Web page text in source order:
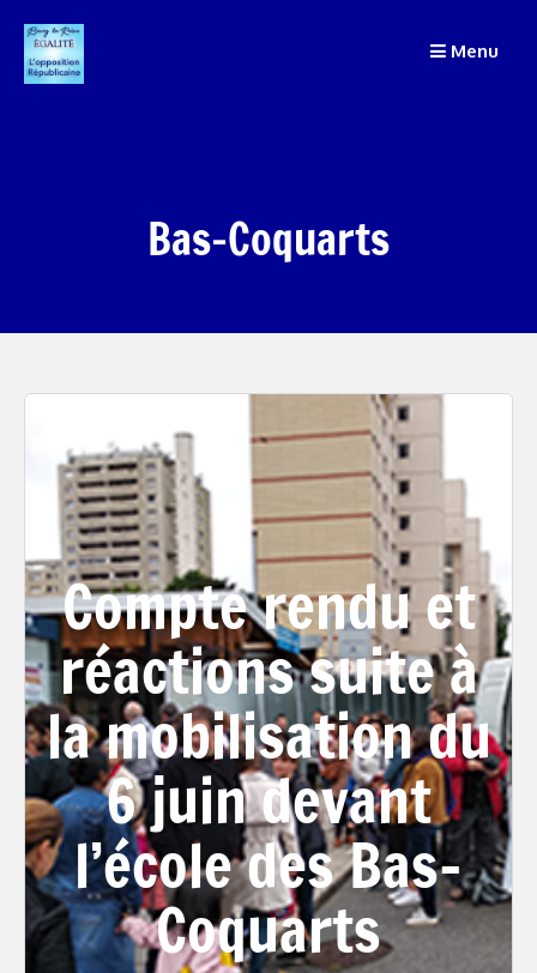
contenu
Menu
Bas-Coquarts
Compte rendu et
réactions suite à
la mobilisation du
6 juin devant
l’école des Bas-
Coquarts